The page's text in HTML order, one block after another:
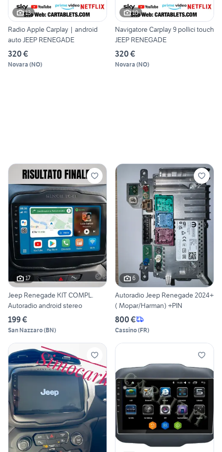
13
Radio Apple Carplay | android
auto JEEP RENEGADE
320 €
Novara (NO)
10
Navigatore Carplay 9 pollici touch
JEEP RENEGADE
320 €
Novara (NO)
17
Jeep Renegade KIT COMPL.
Autoradio android stereo
199 €
San Nazzaro(BN)
6
Autoradio Jeep Renegade 2024+
( Mopar/Harman) +PIN
800 €
Cassino(FR)